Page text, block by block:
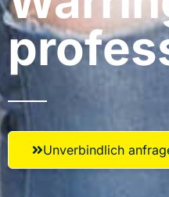
Unverbindlich